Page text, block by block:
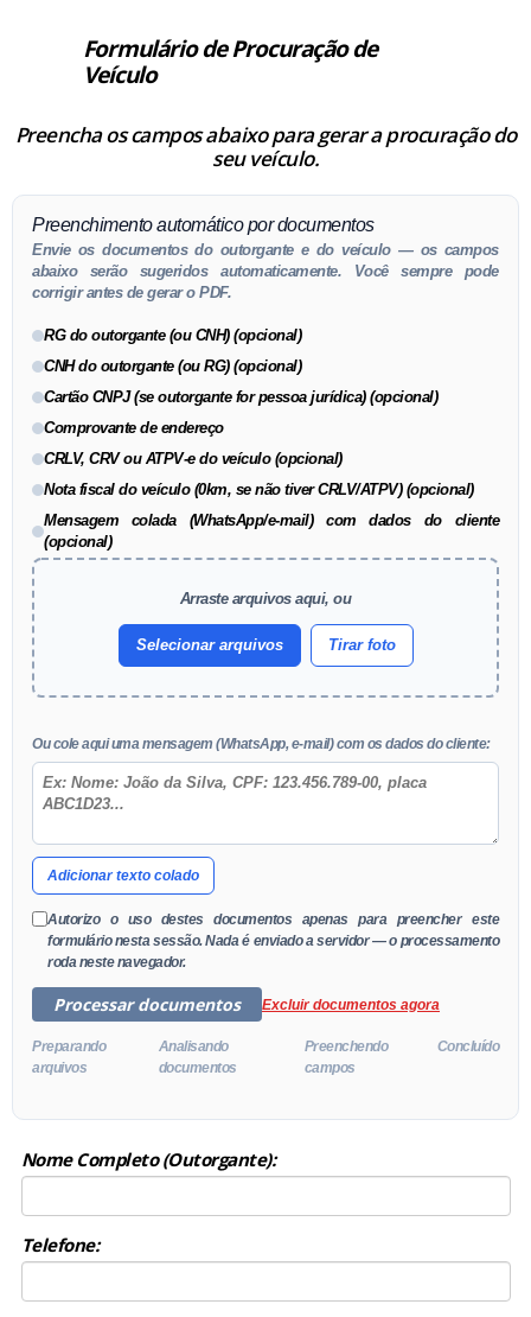
Formulário de Procuração de
Veículo
Preencha os campos abaixo para gerar a procuração do
seu veículo.
Preenchimento automático por documentos
Envie os documentos do outorgante e do veículo — os campos
abaixo serão sugeridos automaticamente. Você sempre pode
corrigir antes de gerar o PDF.
RG do outorgante (ou CNH) (opcional)
CNH do outorgante (ou RG) (opcional)
Cartão CNPJ (se outorgante for pessoa jurídica) (opcional)
Comprovante de endereço
CRLV, CRV ou ATPV-e do veículo (opcional)
Nota fiscal do veículo (0km, se não tiver CRLV/ATPV) (opcional)
Mensagem colada (WhatsApp/e-mail) com dados do cliente
(opcional)
Arraste arquivos aqui, ou
Selecionar arquivos Tirar foto
Ou cole aqui uma mensagem (WhatsApp, e-mail) com os dados do cliente:
Adicionar texto colado
Autorizo o uso destes documentos apenas para preencher este
formulário nesta sessão. Nada é enviado a servidor — o processamento
roda neste navegador.
Processar documentos Excluir documentos agora
Preparando
arquivos
Analisando
documentos
Preenchendo
campos
Concluído
Nome Completo (Outorgante):
Telefone: